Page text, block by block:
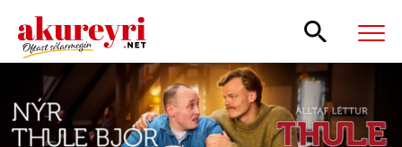
Leita